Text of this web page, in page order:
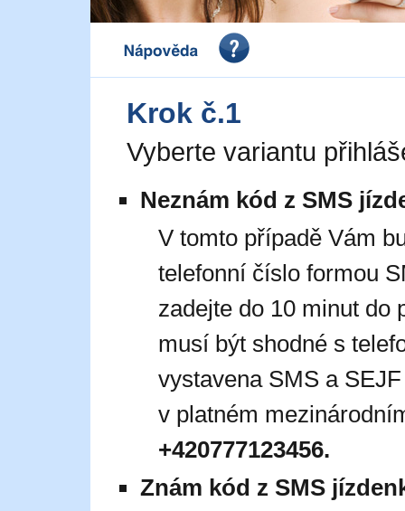
Nápověda
Krok č.1
Vyberte variantu
Neznám kód z SMS
V tomto případě Vám
telefonní číslo formou
zadejte do 10 minut do
musí být shodné s
vystavena SMS a
v platném
+420777123456.
Znám kód z SMS